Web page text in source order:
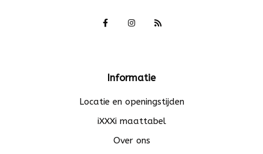
Informatie
Locatie en openingstijden
iXXXi maattabel
Over ons